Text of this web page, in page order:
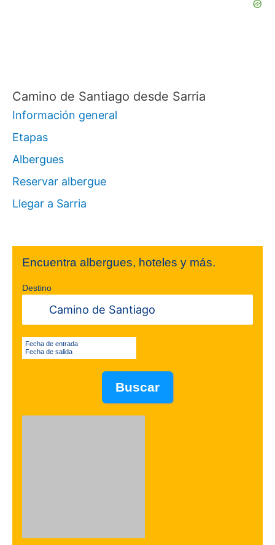
Camino de Santiago desde Sarria
Información general
Etapas
Albergues
Reservar albergue
Llegar a Sarria
Encuentra albergues, hoteles y más.
Destino
Fecha de entrada
Fecha de salida